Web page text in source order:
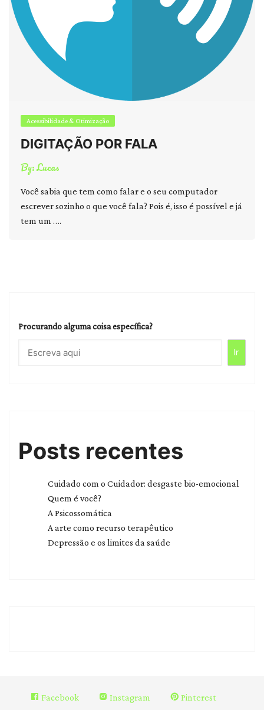
Acessibilidade & Otimização
DIGITAÇÃO POR FALA
By:Lucas
Você sabia que tem como falar e o seu computador
escrever sozinho o que você fala? Pois é, isso é possível e já
tem um ….
Procurando alguma coisa específica?
Ir
Posts recentes
Cuidado com o Cuidador: desgaste bio-emocional
Quem é você?
A Psicossomática
A arte como recurso terapêutico
Depressão e os limites da saúde
Facebook Instagram
Pinterest